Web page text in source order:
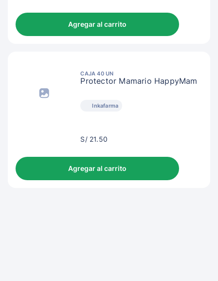
Agregar al carrito
CAJA 40 UN
Protector Mamario HappyMam
Inkafarma
S/
S/ 21.50
Agregar al carrito